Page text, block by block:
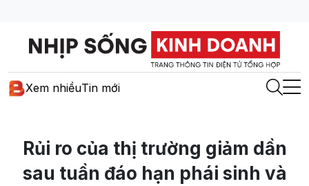
Xem nhiềuTin mới
Rủi ro của thị trường giảm dần
sau tuần đáo hạn phái sinh và